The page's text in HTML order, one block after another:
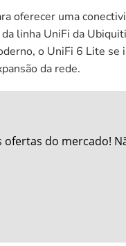
oferecer uma
linha UniFi da
o UniFi 6 Lite
da rede.
do mercado!